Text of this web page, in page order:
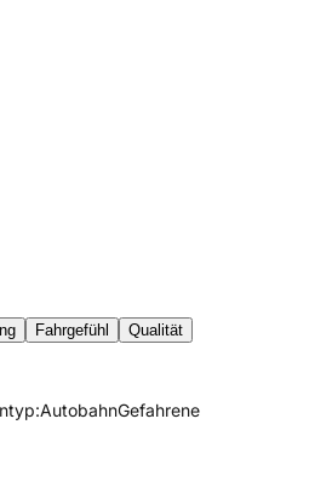
Fahrgefühl Qualität
AutobahnGefahrene